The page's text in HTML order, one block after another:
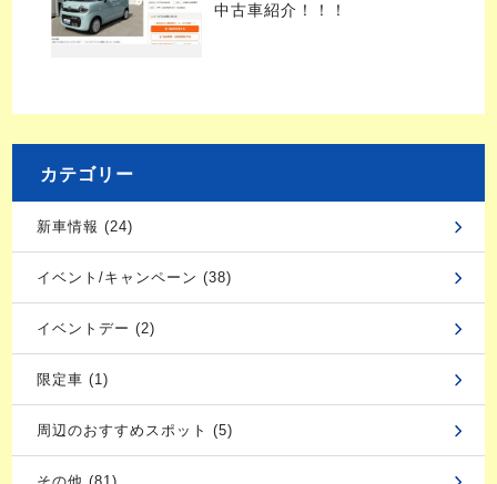
中古車紹介！！！
カテゴリー
新車情報 (24)
イベント/キャンペーン (38)
イベントデー (2)
限定車 (1)
周辺のおすすめスポット (5)